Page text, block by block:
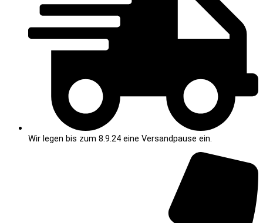
Wir legen bis zum 8.9.24 eine Versandpause ein.